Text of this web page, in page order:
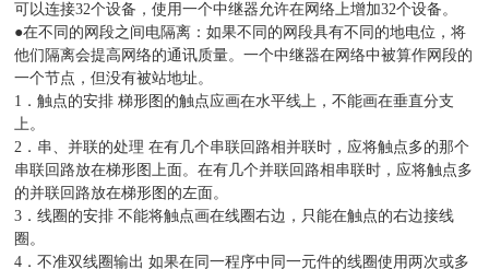
可以连接32个设备，使用一个中继器允许在网络上增加32个设备。
●在不同的网段之间电隔离：如果不同的网段具有不同的地电位，将
他们隔离会提高网络的通讯质量。一个中继器在网络中被算作网段的
一个节点，但没有被站地址。
1．触点的安排 梯形图的触点应画在水平线上，不能画在垂直分支
上。
2．串、并联的处理 在有几个串联回路相并联时，应将触点多的那个
串联回路放在梯形图上面。在有几个并联回路相串联时，应将触点多
的并联回路放在梯形图的左面。
3．线圈的安排 不能将触点画在线圈右边，只能在触点的右边接线
圈。
4．不准双线圈输出 如果在同一程序中同一元件的线圈使用两次或多